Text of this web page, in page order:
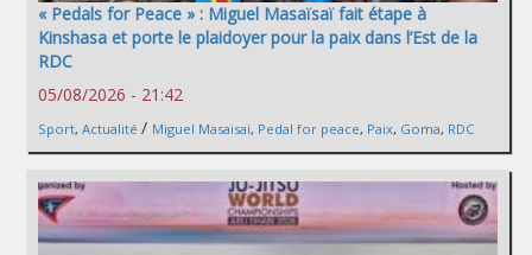
« Pedals for Peace » : Miguel Masaïsaï fait étape à
Kinshasa et porte le plaidoyer pour la paix dans l’Est de la
RDC
05/08/2026 - 21:42
Sport, Actualité / Miguel Masaisai, Pedal for peace, Paix, Goma, RDC